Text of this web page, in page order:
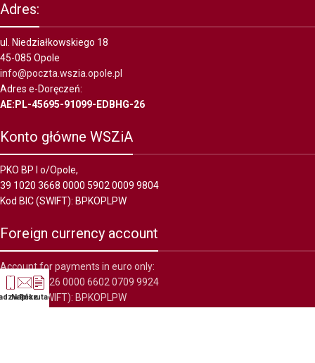
Adres:
ul. Niedziałkowskiego 18
45-085 Opole
info@poczta.wszia.opole.pl
Adres e-Doręczeń:
AE:PL-45695-91099-EDBHG-26
Konto główne WSZiA
PKO BP I o/Opole,
39 1020 3668 0000 5902 0009 9804
Kod BIC (SWIFT): BPKOPLPW
Foreign currency account
Account for payments in euro only:
36 1020 5226 0000 6602 0709 9924
Kod BIC (SWIFT): BPKOPLPW
Napisz
Rekrutacja